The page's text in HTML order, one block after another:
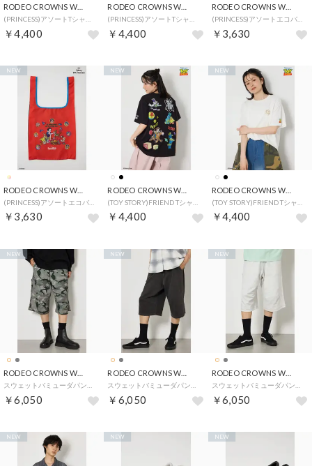
(PRINCESS)アソートTシャツ （L/PUR1）
￥4,400
(PRINCESS)アソートTシャツ （L/PNK1）
￥4,400
RODEO CROWNS WIDE BOWL
(PRINCESS)アソートエコバッグ （柄GRN5）
￥3,630
￥3,630
NEW
￥4,400
NEW
RODEO CROWNS WIDE BOWL
￥4,400
NEW
スウェットバミューダパンツ （迷彩）
￥6,050
NEW
スウェットバミューダパンツ （C.GRY）
￥6,050
NEW
RODEO CROWNS WIDE BOWL
スウェットバミューダパンツ （T.GRY）
￥6,050
NEW
NEW NEW NEW